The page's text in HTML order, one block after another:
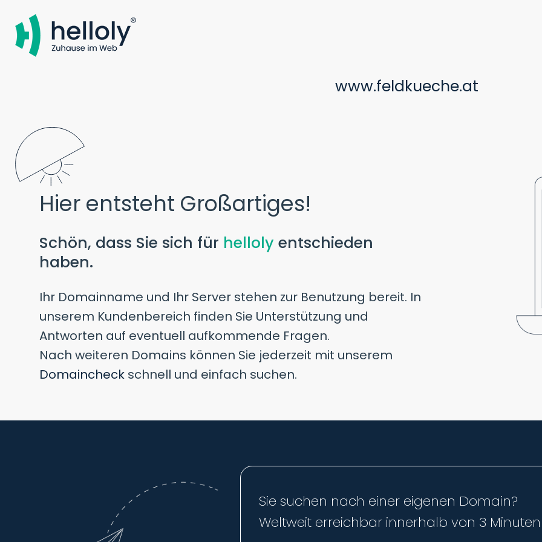
www.feldkueche.at
Hier entsteht Großartiges!
Schön, dass Sie sich für helloly entschieden
haben.
Ihr Domainname und Ihr Server stehen zur Benutzung bereit. In
unserem Kundenbereich finden Sie Unterstützung und
Antworten auf eventuell aufkommende Fragen.
Nach weiteren Domains können Sie jederzeit mit unserem
Domaincheck schnell und einfach suchen.
Sie suchen nach einer eigenen Domain?
Weltweit erreichbar innerhalb von 3